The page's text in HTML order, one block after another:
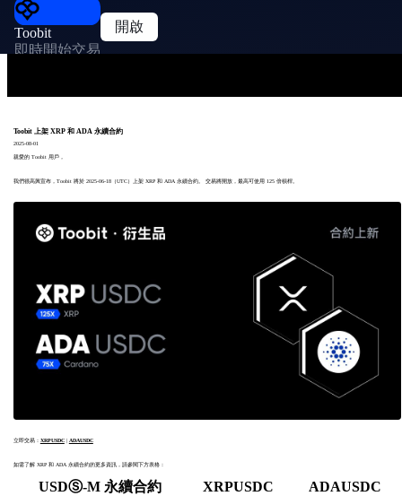
Toobit
即時開始交易
開啟
Toobit 上架 XRP 和 ADA 永續合約
2025-08-01
親愛的 Toobit 用戶，
我們很高興宣布，Toobit 將於 2025-06-18（UTC）上架 XRP 和 ADA 永續合約。 交易將開放，最高可使用 125 倍槓桿。
立即交易： XRPUSDC| ADAUSDC
如需了解 XRP 和 ADA 永續合約的更多資訊，請參閱下方表格：
USDⓈ-M 永續合約 XRPUSDC
ADAUSDC